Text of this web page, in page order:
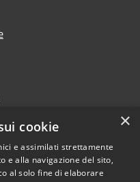
×
cookie
e assimilati strettamente
e alla navigazione del sito,
al solo fine di elaborare